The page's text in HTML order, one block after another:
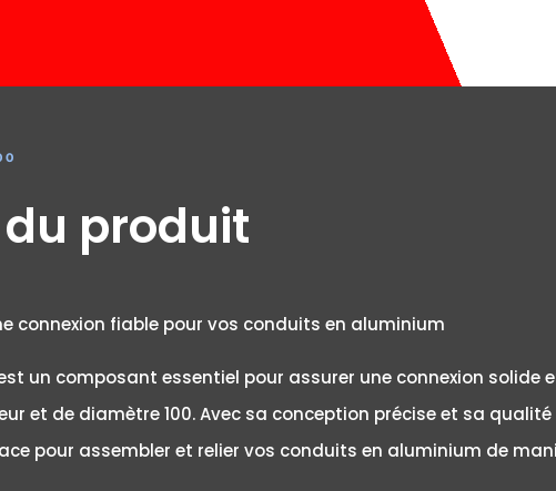
produit
connexion fiable pour vos conduits en aluminium
un composant essentiel pour assurer une connexion solide
et de diamètre 100. Avec sa conception précise et sa
pour assembler et relier vos conduits en aluminium de